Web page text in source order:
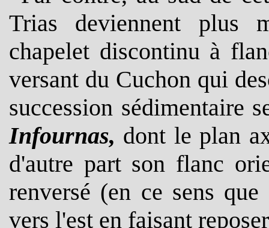
Trias deviennent plus
chapelet discontinu à
versant du Cuchon qui
succession sédimentaire
Infournas, dont le plan
d'autre part son flanc
renversé (en ce sens
vers l'est en faisant